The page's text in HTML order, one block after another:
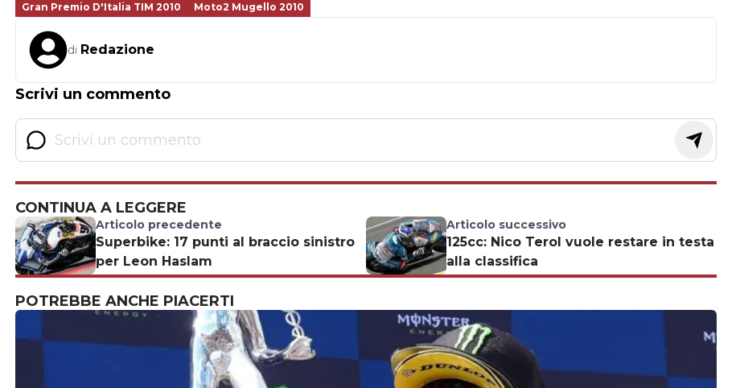
Gran Premio D'Italia TIM 2010
Moto2 Mugello 2010
di Redazione
Scrivi un commento
CONTINUA A LEGGERE
Articolo precedente
Superbike: 17 punti al braccio sinistro
per Leon Haslam
Articolo successivo
125cc: Nico Terol vuole restare in testa
alla classifica
POTREBBE ANCHE PIACERTI